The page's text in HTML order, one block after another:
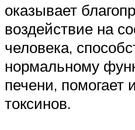
оказывает
воздействие на
человека,
нормальному
печени, помогает
токсинов.